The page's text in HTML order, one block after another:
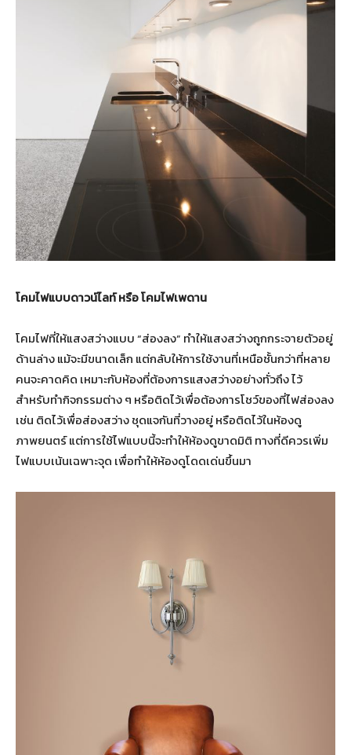
โคมไฟแบบดาวน์ไลท์ หรือ โคมไฟเพดาน
โคมไฟที่ให้แสงสว่างแบบ “ส่องลง” ทำให้แสงสว่างถูกกระจายตัวอยู่
ด้านล่าง แม้จะมีขนาดเล็ก แต่กลับให้การใช้งานที่เหนือชั้นกว่าที่หลาย
คนจะคาดคิด เหมาะกับห้องที่ต้องการแสงสว่างอย่างทั่วถึง ไว้
สำหรับทำกิจกรรมต่าง ๆ หรือติดไว้เพื่อต้องการโชว์ของที่ไฟส่องลง
เช่น ติดไว้เพื่อส่องสว่าง ชุดแจกันที่วางอยู่ หรือติดไว้ในห้องดู
ภาพยนตร์ แต่การใช้ไฟแบบนี้จะทำให้ห้องดูขาดมิติ ทางที่ดีควรเพิ่ม
ไฟแบบเน้นเฉพาะจุด เพื่อทำให้ห้องดูโดดเด่นขึ้นมา